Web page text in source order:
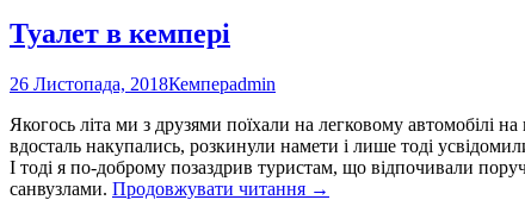
Буковеле
Туалет в кемпері
26 Листопада, 2018Кемперadmin
Якогось літа ми з друзями поїхали на легковому автомобілі
вдосталь накупались, розкинули намети і лише тоді
І тоді я по-доброму позаздрив туристам, що відпочивали
санвузлами. Продовжувати читання Туалет
→